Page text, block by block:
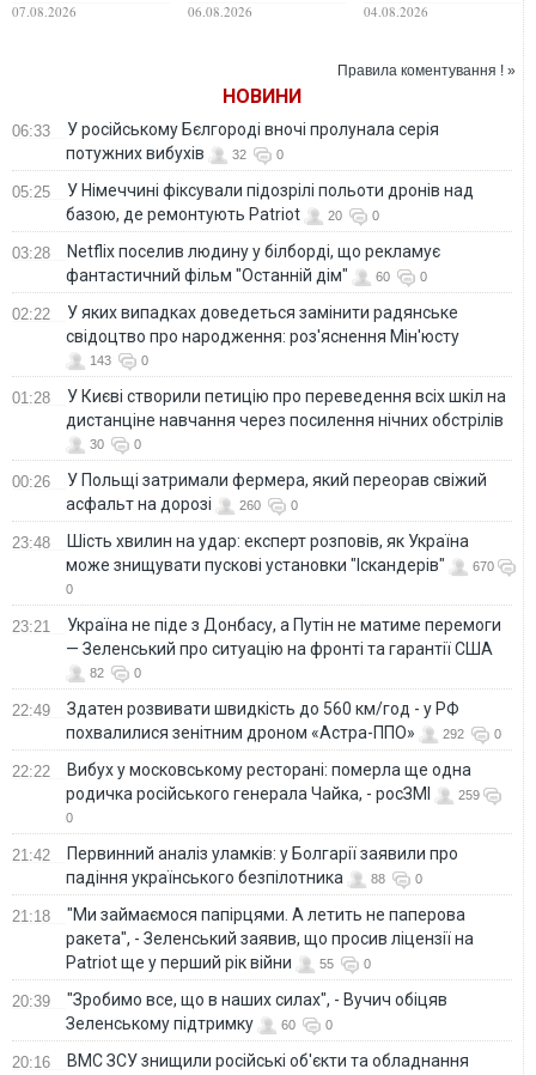
ЄС
07.08.2026
Польщі відповів на
06.08.2026
але у Польщі та
противників
04.08.2026
Правила коментування ! »
НОВИНИ
06:33
У російському Бєлгороді вночі пролунала серія
потужних вибухів
32 0
05:25
У Німеччині фіксували підозрілі польоти дронів над
базою, де ремонтують Patriot
20 0
03:28
Netflix поселив людину у білборді, що рекламує
фантастичний фільм "Останній дім"
60 0
02:22
У яких випадках доведеться замінити радянське
свідоцтво про народження: роз'яснення Мін'юсту
143 0
01:28
У Києві створили петицію про переведення всіх шкіл на
дистанціне навчання через посилення нічних обстрілів
30 0
00:26
У Польщі затримали фермера, який переорав свіжий
асфальт на дорозі
260 0
23:48
Шість хвилин на удар: експерт розповів, як Україна
може знищувати пускові установки "Іскандерів"
670
0
23:21
Україна не піде з Донбасу, а Путін не матиме перемоги
— Зеленський про ситуацію на фронті та гарантії США
82 0
22:49
Здатен розвивати швидкість до 560 км/год - у РФ
похвалилися зенітним дроном «Астра-ППО»
292 0
22:22
Вибух у московському ресторані: померла ще одна
родичка російського генерала Чайка, - росЗМІ
259
0
21:42
Первинний аналіз уламків: у Болгарії заявили про
падіння українського безпілотника
88 0
21:18
"Ми займаємося папірцями. А летить не паперова
ракета", - Зеленський заявив, що просив ліцензії на
Patriot ще у перший рік війни
55 0
20:39
"Зробимо все, що в наших силах", - Вучич обіцяв
Зеленському підтримку
60 0
20:16
ВМС ЗСУ знищили російські об'єкти та обладнання